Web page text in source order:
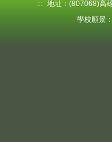
::: 地址：(807068)高
學校願景